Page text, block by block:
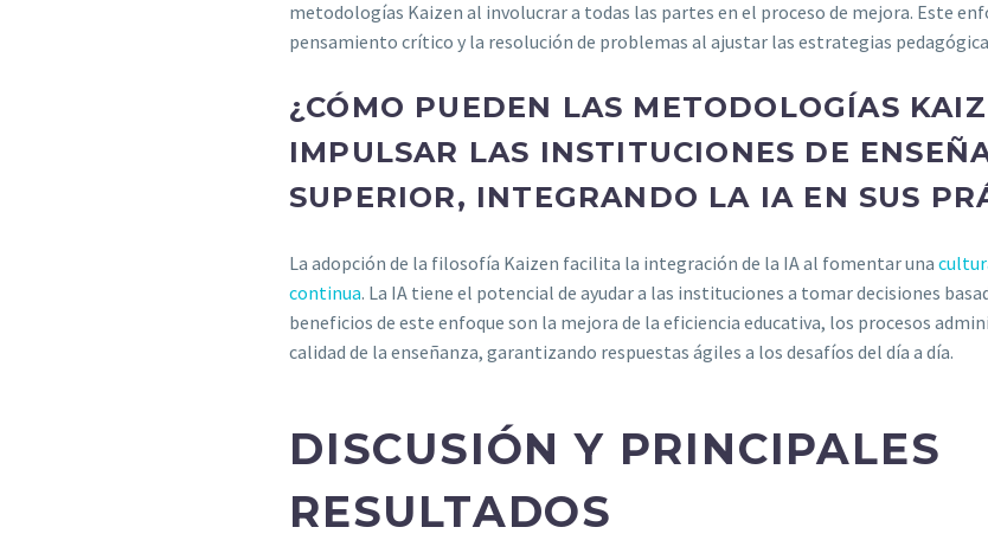
metodologías Kaizen al involucrar a todas las partes en el proceso de mejora. Este
pensamiento crítico y la resolución de problemas al ajustar las estrategias
¿CÓMO PUEDEN LAS METODOLOGÍAS
IMPULSAR LAS INSTITUCIONES DE
SUPERIOR, INTEGRANDO LA IA EN SUS
La adopción de la filosofía Kaizen facilita la integración de la IA al fomentar una
continua. La IA tiene el potencial de ayudar a las instituciones a tomar decisiones
beneficios de este enfoque son la mejora de la eficiencia educativa, los procesos
calidad de la enseñanza, garantizando respuestas ágiles a los desafíos del día a día.
DISCUSIÓN Y PRINCIPALES
RESULTADOS